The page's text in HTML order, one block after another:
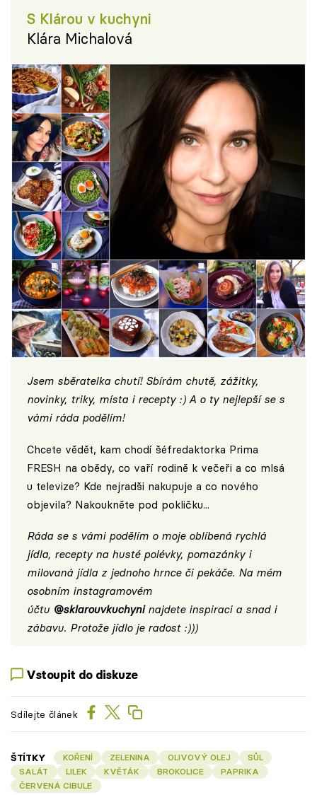
S Klárou v kuchyni
Klára Michalová
Jsem sběratelka chutí! Sbírám chutě, zážitky,
novinky, triky, místa i recepty :) A o ty nejlepší se s
vámi ráda podělím!
Chcete vědět, kam chodí šéfredaktorka Prima
FRESH na obědy, co vaří rodině k večeři a co mlsá
u televize? Kde nejradši nakupuje a co nového
objevila? Nakoukněte pod pokličku...
Ráda se s vámi podělím o moje oblíbená rychlá
jídla, recepty na husté polévky, pomazánky i
milovaná jídla z jednoho hrnce či pekáče. Na mém
osobním instagramovém
účtu @sklarouvkuchyni najdete inspiraci a snad i
zábavu. Protože jídlo je radost :)))
Vstoupit do diskuze
Sdílejte článek
ŠTÍTKY KOŘENÍ ZELENINA OLIVOVÝ OLEJ
SŮL
SALÁT
LILEK KVĚTÁK BROKOLICE
PAPRIKA
ČERVENÁ CIBULE